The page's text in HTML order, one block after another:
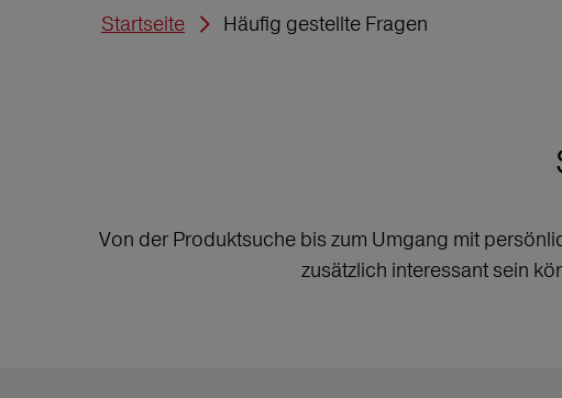
Startseite Häufig gestellte Fragen
Von der Produktsuche bis zum Umgang mit
zusätzlich interessant sein